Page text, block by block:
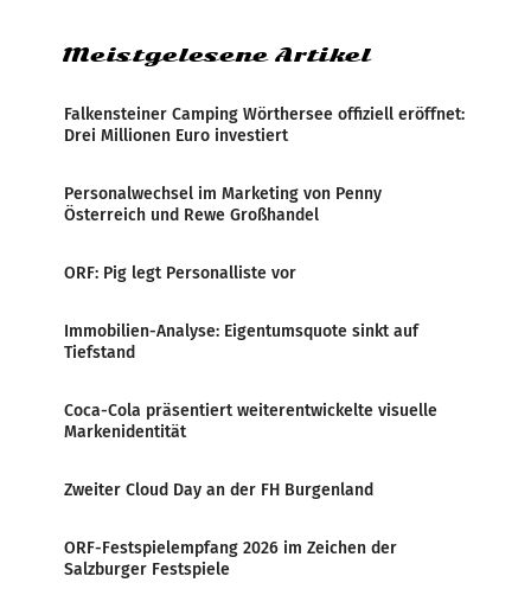
Meistgelesene Artikel
Falkensteiner Camping Wörthersee offiziell eröffnet:
Drei Millionen Euro investiert
Personalwechsel im Marketing von Penny
Österreich und Rewe Großhandel
ORF: Pig legt Personalliste vor
Immobilien-Analyse: Eigentumsquote sinkt auf
Tiefstand
Coca-Cola präsentiert weiterentwickelte visuelle
Markenidentität
Zweiter Cloud Day an der FH Burgenland
ORF-Festspielempfang 2026 im Zeichen der
Salzburger Festspiele